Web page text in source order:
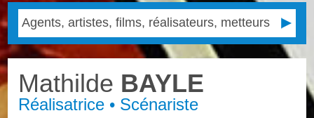
Mathilde BAYLE
Réalisatrice • Scénariste